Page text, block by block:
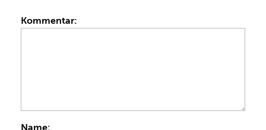
Kommentar:
Name: